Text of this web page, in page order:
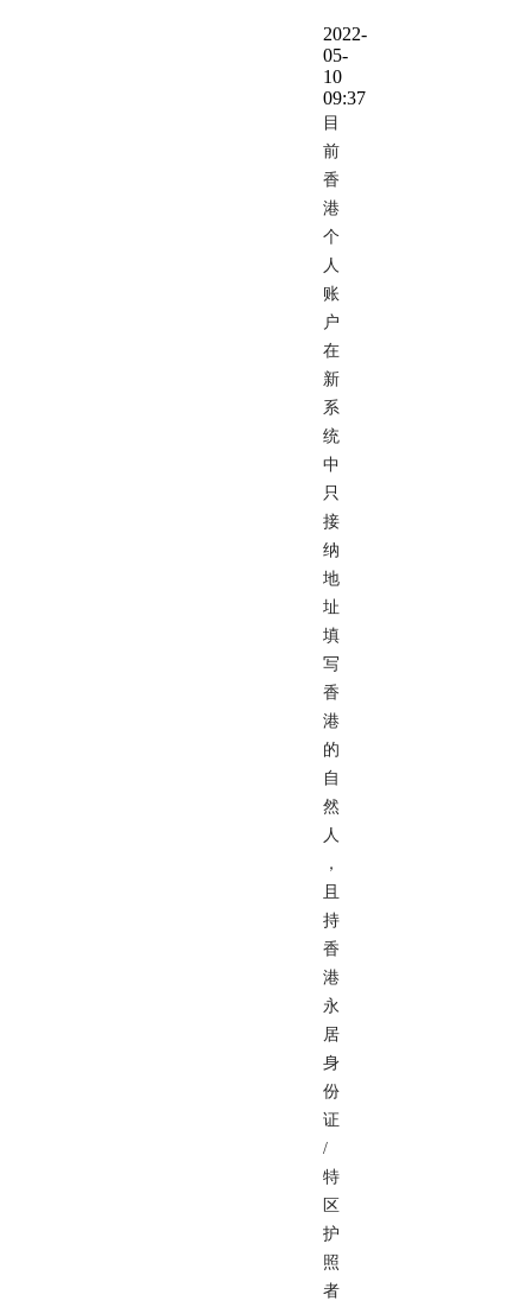
2022-
05-
10
09:37
目
前
香
港
个
人
账
户
在
新
系
统
中
只
接
纳
地
址
填
写
香
港
的
自
然
人
，
且
持
香
港
永
居
身
份
证
/
特
区
护
照
者